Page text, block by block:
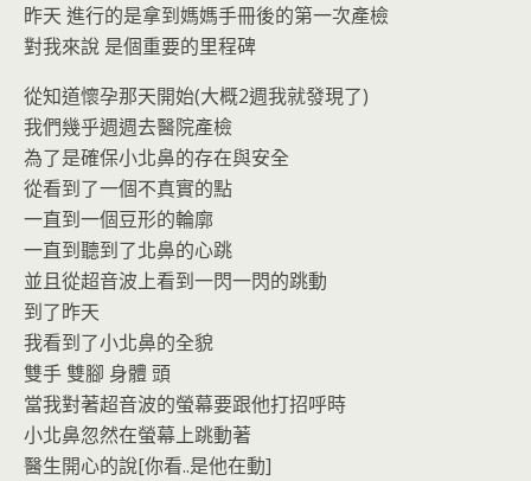
昨天 進行的是拿到媽媽手冊後的第一次產檢
對我來說 是個重要的里程碑
從知道懷孕那天開始(大概2週我就發現了)
我們幾乎週週去醫院產檢
為了是確保小北鼻的存在與安全
從看到了一個不真實的點
一直到一個豆形的輪廓
一直到聽到了北鼻的心跳
並且從超音波上看到一閃一閃的跳動
到了昨天
我看到了小北鼻的全貌
雙手 雙腳 身體 頭
當我對著超音波的螢幕要跟他打招呼時
小北鼻忽然在螢幕上跳動著
醫生開心的說[你看..是他在動]